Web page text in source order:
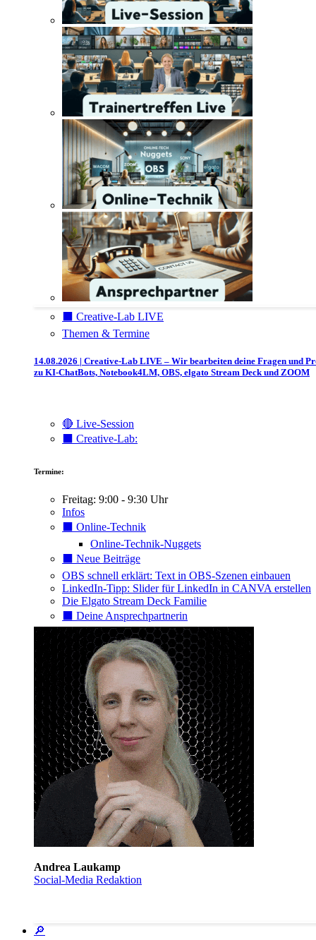
⬛️ Creative-Lab LIVE
Themen & Termine
14.08.2026 | Creative-Lab LIVE – Wir bearbeiten deine Fragen und
zu KI-ChatBots, Notebook4LM, OBS, elgato Stream Deck und ZOOM
🔴 Live-Session
⬛️ Creative-Lab:
Termine:
Freitag: 9:00 - 9:30 Uhr
Infos
⬛️ Online-Technik
Online-Technik-Nuggets
⬛️ Neue Beiträge
OBS schnell erklärt: Text in OBS-Szenen einbauen
LinkedIn-Tipp: Slider für LinkedIn in CANVA erstellen
Die Elgato Stream Deck Familie
⬛️ Deine Ansprechpartnerin
Andrea Laukamp
Social-Media Redaktion
🔎